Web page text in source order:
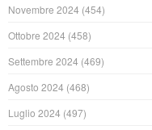
Novembre 2024 (454)
Ottobre 2024 (458)
Settembre 2024 (469)
Agosto 2024 (468)
Luglio 2024 (497)